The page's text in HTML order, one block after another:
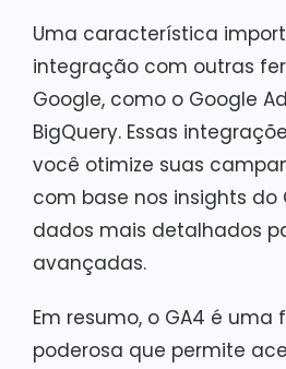
Uma característica
integração com outras
Google, como o Google
BigQuery. Essas
você otimize suas
com base nos insights do
dados mais detalhados
avançadas.
Em resumo, o GA4 é uma
poderosa que permite